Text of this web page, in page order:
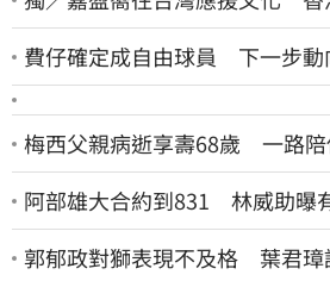
費仔確定成自由球員 下一步動
梅西父親病逝享壽68歲 一路陪
阿部雄大合約到831 林威助曝
郭郁政對獅表現不及格 葉君璋